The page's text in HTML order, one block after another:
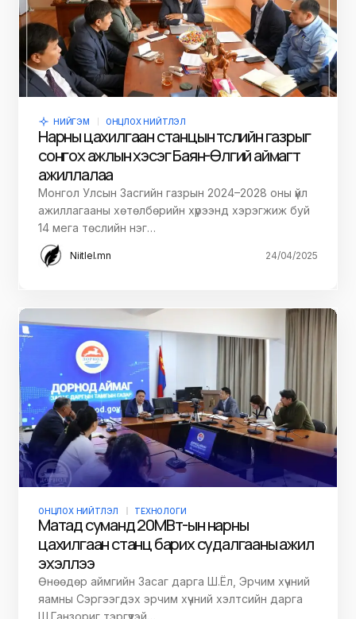
НИЙГЭМ ОНЦЛОХ НИЙТЛЭЛ
Нарны цахилгаан станцын төслийн газрыг
сонгох ажлын хэсэг Баян-Өлгий аймагт
ажиллалаа
Монгол Улсын Засгийн газрын 2024–2028 оны үйл
ажиллагааны хөтөлбөрийн хүрээнд хэрэгжиж буй
14 мега төслийн нэг…
Niitlel.mn 24/04/2025
ОНЦЛОХ НИЙТЛЭЛ ТЕХНОЛОГИ
Матад суманд 20МВт-ын нарны
цахилгаан станц барих судалгааны ажил
эхэллээ
Өнөөдөр аймгийн Засаг дарга Ш.Ёл, Эрчим хүчний
яамны Сэргээгдэх эрчим хүчний хэлтсийн дарга
Ш.Ганзориг тэргүүтэй…